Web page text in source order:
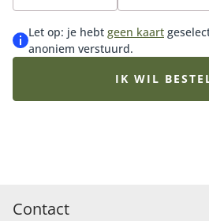
Let op: je hebt geen kaart
anoniem verstuurd.
IK WIL
Contact